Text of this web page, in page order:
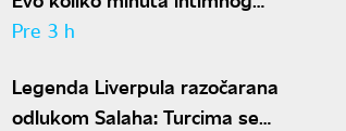
odnosa je ženi potrebno da bi
Pre 3 h
Legenda Liverpula razočarana
odlukom Salaha: Turcima se